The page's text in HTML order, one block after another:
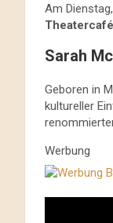
Am
Theatercafé
Sarah
Geboren in
kultureller
Werbung